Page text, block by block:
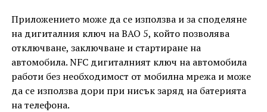
Приложението може да се използва и за споделяне
на дигиталния ключ на BAO 5, който позволява
отключване, заключване и стартиране на
автомобила. NFC дигиталният ключ на автомобила
работи без необходимост от мобилна мрежа и може
да се използва дори при нисък заряд на батерията
на телефона.